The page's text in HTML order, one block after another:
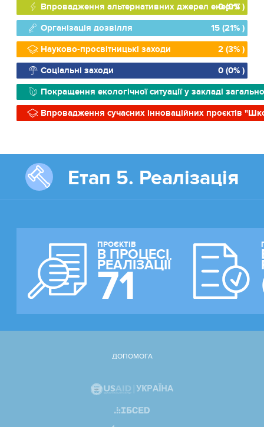
Впровадження альтернативних джерел енергії
0 (0% )
Організація дозвілля
15 (21% )
Науково-просвітницькі заходи
2 (3% )
Соціальні заходи
0 (0% )
Покращення екологічної ситуації у закладі
Впровадження сучасних інноваційних проєктів
Етап 5. Реалізація
ПРОЄКТІВ
В ПРОЦЕСІ
РЕАЛІЗАЦІЇ
71
ДОПОМОГА